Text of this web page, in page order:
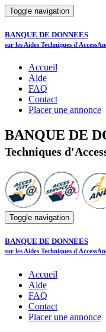
Toggle navigation
BANQUE DE DONNEES
sur les Aides Techniques
Accueil
Aide
FAQ
Contact
Placer une annonce
BANQUE DE
Techniques
Toggle navigation
BANQUE DE DONNEES
sur les Aides Techniques
Accueil
Aide
FAQ
Contact
Placer une annonce